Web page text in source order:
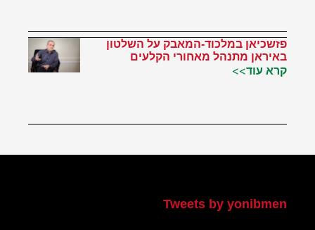
פזשכיאן במלכוד-המאבק על השלטון
באיראן מתנהל מאחורי הקלעים
קרא עוד>>
Tweets by yonibmen